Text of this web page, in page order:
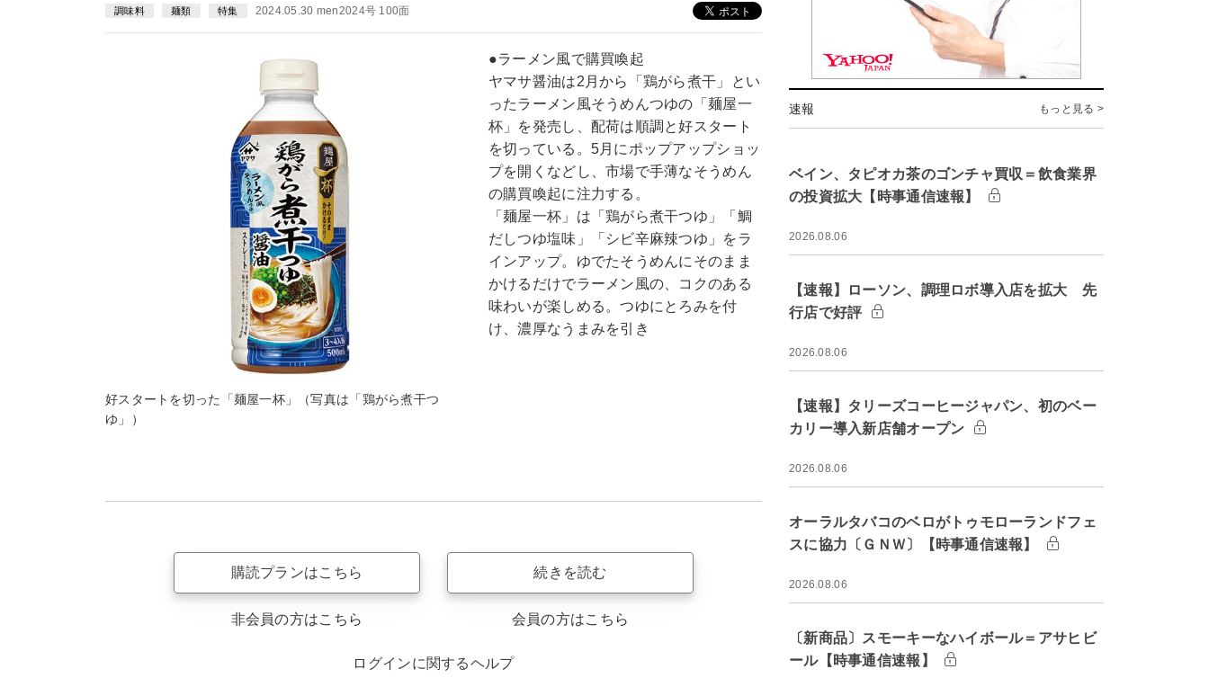
調味料 麺類 特集 2024.05.30 men2024号 100面
好スタートを切った「麺屋一杯」（写真は「鶏がら煮干つ
ゆ」）
●ラーメン風で購買喚起
ヤマサ醤油は2月から「鶏がら煮干」とい
ったラーメン風そうめんつゆの「麺屋一
杯」を発売し、配荷は順調と好スタート
を切っている。5月にポップアップショッ
プを開くなどし、市場で手薄なそうめん
の購買喚起に注力する。
「麺屋一杯」は「鶏がら煮干つゆ」「鯛
だしつゆ塩味」「シビ辛麻辣つゆ」をラ
インアップ。ゆでたそうめんにそのまま
かけるだけでラーメン風の、コクのある
味わいが楽しめる。つゆにとろみを付
け、濃厚なうまみを引き
購読プランはこちら
非会員の方はこちら
続きを読む
会員の方はこちら
ログインに関するヘルプ
速報 もっと見る >
ベイン、タピオカ茶のゴンチャ買収＝飲食業界
の投資拡大【時事通信速報】
2026.08.06
【速報】ローソン、調理ロボ導入店を拡大 先
行店で好評
2026.08.06
【速報】タリーズコーヒージャパン、初のベー
カリー導入新店舗オープン
2026.08.06
オーラルタバコのベロがトゥモローランドフェ
スに協力〔ＧＮＷ〕【時事通信速報】
2026.08.06
〔新商品〕スモーキーなハイボール＝アサヒビ
ール【時事通信速報】